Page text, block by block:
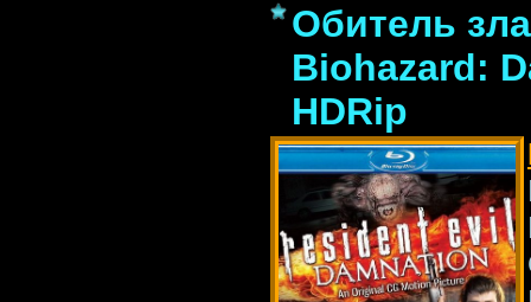
Обитель
Biohazard:
HDRip